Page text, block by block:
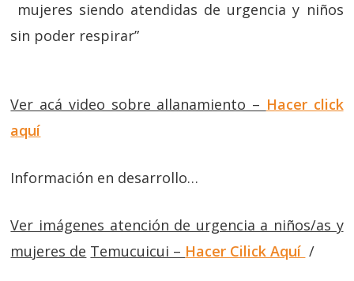
mujeres siendo atendidas de urgencia y niños
sin poder respirar”
Ver acá video sobre allanamiento – Hacer click
aquí
Información en desarrollo…
Ver imágenes atención de urgencia a niños/as y
mujeres de Temucuicui – Hacer Cilick Aquí /